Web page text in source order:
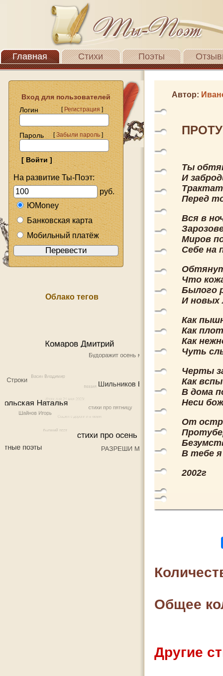
Главная Стихи Поэты
Вход для пользователей
Логин
[Регистрация]
Пароль [Забыли пароль]
На развитие Ты-Поэт:
руб.
ЮMoney
Банковская карта
Мобильный платёж
Облако тегов
Автор:
Ты
И
Перед
Вся в
Миров
Себе на
Что
Былого
И новых
Как
Как
Как
Чуть
Черты
Как
В дома
Неси
От
В тебе я
2002г
Общее
Другие